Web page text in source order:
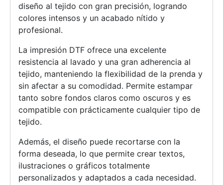
diseño al tejido con gran precisión, logrando
colores intensos y un acabado nítido y
profesional.
La impresión DTF ofrece una excelente
resistencia al lavado y una gran adherencia al
tejido, manteniendo la flexibilidad de la prenda y
sin afectar a su comodidad. Permite estampar
tanto sobre fondos claros como oscuros y es
compatible con prácticamente cualquier tipo de
tejido.
Además, el diseño puede recortarse con la
forma deseada, lo que permite crear textos,
ilustraciones o gráficos totalmente
personalizados y adaptados a cada necesidad.